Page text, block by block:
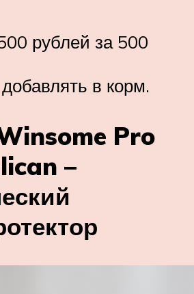
рублей за 500
в корм.
Pro
–